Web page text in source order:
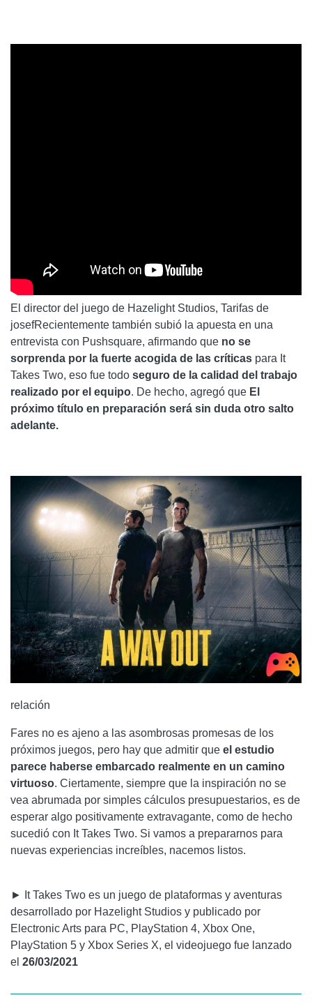
El director del juego de Hazelight Studios, Tarifas de
josefRecientemente también subió la apuesta en una
entrevista con Pushsquare, afirmando que no se
sorprenda por la fuerte acogida de las críticas para It
Takes Two, eso fue todo seguro de la calidad del trabajo
realizado por el equipo. De hecho, agregó que El
próximo título en preparación será sin duda otro salto
adelante.
relación
Fares no es ajeno a las asombrosas promesas de los
próximos juegos, pero hay que admitir que el estudio
parece haberse embarcado realmente en un camino
virtuoso. Ciertamente, siempre que la inspiración no se
vea abrumada por simples cálculos presupuestarios, es de
esperar algo positivamente extravagante, como de hecho
sucedió con It Takes Two. Si vamos a prepararnos para
nuevas experiencias increíbles, nacemos listos.
► It Takes Two es un juego de plataformas y aventuras
desarrollado por Hazelight Studios y publicado por
Electronic Arts para PC, PlayStation 4, Xbox One,
PlayStation 5 y Xbox Series X, el videojuego fue lanzado
el 26/03/2021